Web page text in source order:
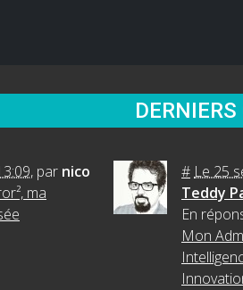
, par nico
ma
# Le 25
Teddy
En
Mon